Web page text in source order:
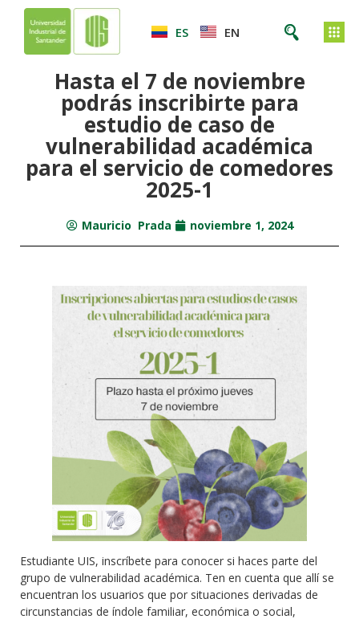
ES EN
Hasta el 7 de noviembre
podrás inscribirte para
estudio de caso de
vulnerabilidad académica
para el servicio de comedores
2025-1
Mauricio Prada noviembre 1, 2024
Estudiante UIS, inscríbete para conocer si haces parte del
grupo de vulnerabilidad académica. Ten en cuenta que allí se
encuentran los usuarios que por situaciones derivadas de
circunstancias de índole familiar, económica o social,